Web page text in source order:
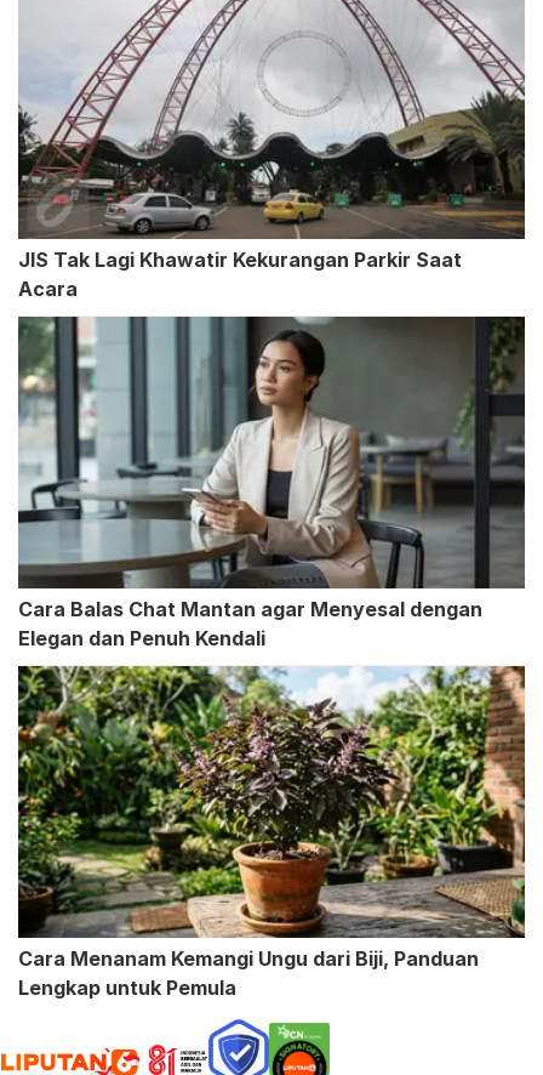
JIS Tak Lagi Khawatir Kekurangan Parkir Saat
Acara
Cara Balas Chat Mantan agar Menyesal dengan
Elegan dan Penuh Kendali
Cara Menanam Kemangi Ungu dari Biji, Panduan
Lengkap untuk Pemula